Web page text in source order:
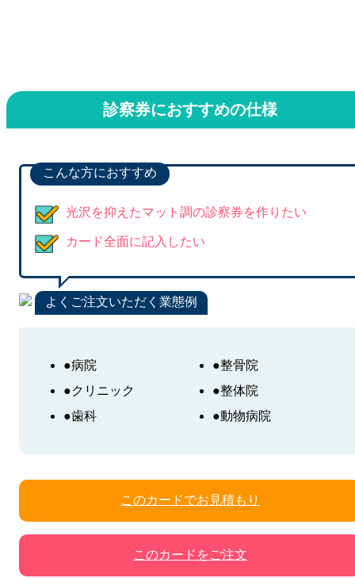
診察券におすすめの仕様
こんな方におすすめ
光沢を抑えたマット調の診察券を作りたい
カード全面に記入したい
よくご注文いただく業態例
●病院
●クリニック
●歯科
●整骨院
●整体院
●動物病院
このカードでお見積もり
このカードをご注文